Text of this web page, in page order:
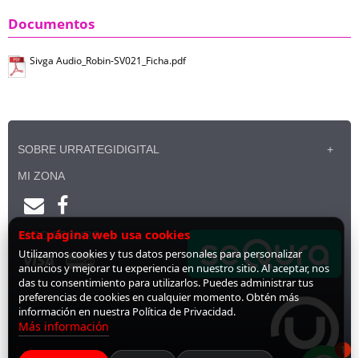
Documentos
Sivga Audio_Robin-SV021_Ficha.pdf
SOBRE URRATEGIDIGITAL
MI ZONA
PAGO SEGURO
1
Esta página web usa cookies
Utilizamos cookies y tus datos personales para personalizar
anuncios y mejorar tu experiencia en nuestro sitio. Al aceptar, nos
das tu consentimiento para utilizarlos. Puedes administrar tus
preferencias de cookies en cualquier momento. Obtén más
información en nuestra Política de Privacidad.
Más información